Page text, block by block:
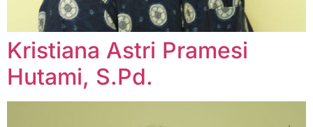
Kristiana Astri Pramesi
Hutami, S.Pd.